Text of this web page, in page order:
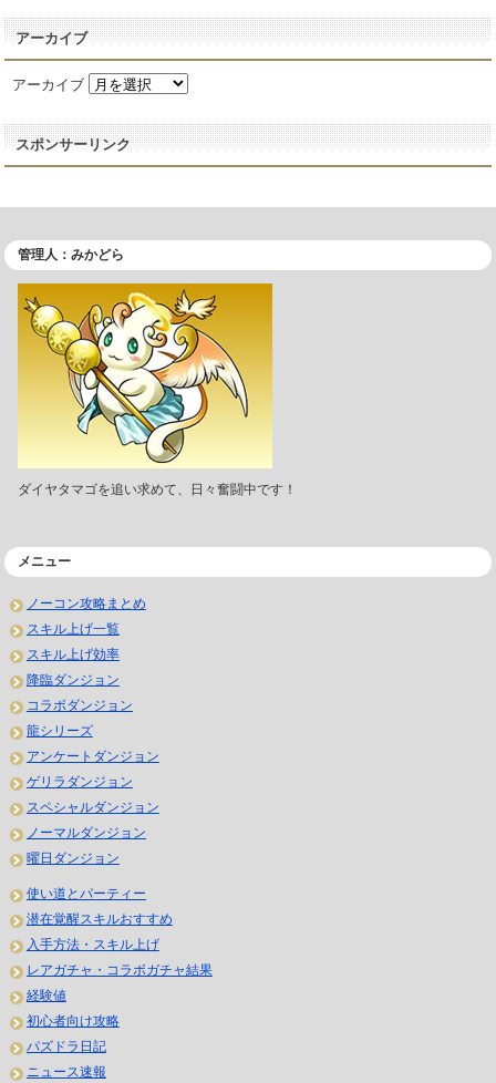
アーカイブ
アーカイブ
スポンサーリンク
管理人：みかどら
ダイヤタマゴを追い求めて、日々奮闘中です！
メニュー
ノーコン攻略まとめ
スキル上げ一覧
スキル上げ効率
降臨ダンジョン
コラボダンジョン
龍シリーズ
アンケートダンジョン
ゲリラダンジョン
スペシャルダンジョン
ノーマルダンジョン
曜日ダンジョン
使い道とパーティー
潜在覚醒スキルおすすめ
入手方法・スキル上げ
レアガチャ・コラボガチャ結果
経験値
初心者向け攻略
パズドラ日記
ニュース速報